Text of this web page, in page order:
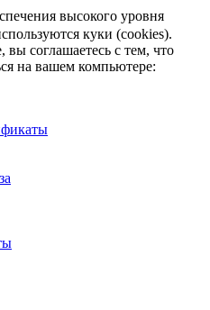
высокого уровня
куки (cookies).
соглашаетесь с тем, что
на вашем компьютере: